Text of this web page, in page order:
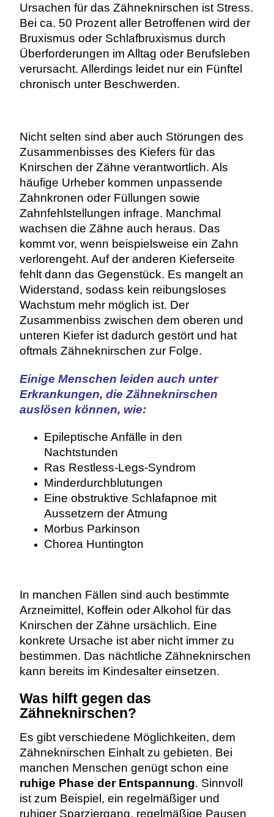
Ursachen für das Zähneknirschen ist Stress.
Bei ca. 50 Prozent aller Betroffenen wird der
Bruxismus oder Schlafbruxismus durch
Überforderungen im Alltag oder Berufsleben
verursacht. Allerdings leidet nur ein Fünftel
chronisch unter Beschwerden.
Nicht selten sind aber auch Störungen des
Zusammenbisses des Kiefers für das
Knirschen der Zähne verantwortlich. Als
häufige Urheber kommen unpassende
Zahnkronen oder Füllungen sowie
Zahnfehlstellungen infrage. Manchmal
wachsen die Zähne auch heraus. Das
kommt vor, wenn beispielsweise ein Zahn
verlorengeht. Auf der anderen Kieferseite
fehlt dann das Gegenstück. Es mangelt an
Widerstand, sodass kein reibungsloses
Wachstum mehr möglich ist. Der
Zusammenbiss zwischen dem oberen und
unteren Kiefer ist dadurch gestört und hat
oftmals Zähneknirschen zur Folge.
Einige Menschen leiden auch unter
Erkrankungen, die Zähneknirschen
auslösen können, wie:
Epileptische Anfälle in den
Nachtstunden
Ras Restless-Legs-Syndrom
Minderdurchblutungen
Eine obstruktive Schlafapnoe mit
Aussetzern der Atmung
Morbus Parkinson
Chorea Huntington
In manchen Fällen sind auch bestimmte
Arzneimittel, Koffein oder Alkohol für das
Knirschen der Zähne ursächlich. Eine
konkrete Ursache ist aber nicht immer zu
bestimmen. Das nächtliche Zähneknirschen
kann bereits im Kindesalter einsetzen.
Was hilft gegen das
Zähneknirschen?
Es gibt verschiedene Möglichkeiten, dem
Zähneknirschen Einhalt zu gebieten. Bei
manchen Menschen genügt schon eine
ruhige Phase der Entspannung. Sinnvoll
ist zum Beispiel, ein regelmäßiger und
ruhiger Sparziergang, regelmäßige Pausen